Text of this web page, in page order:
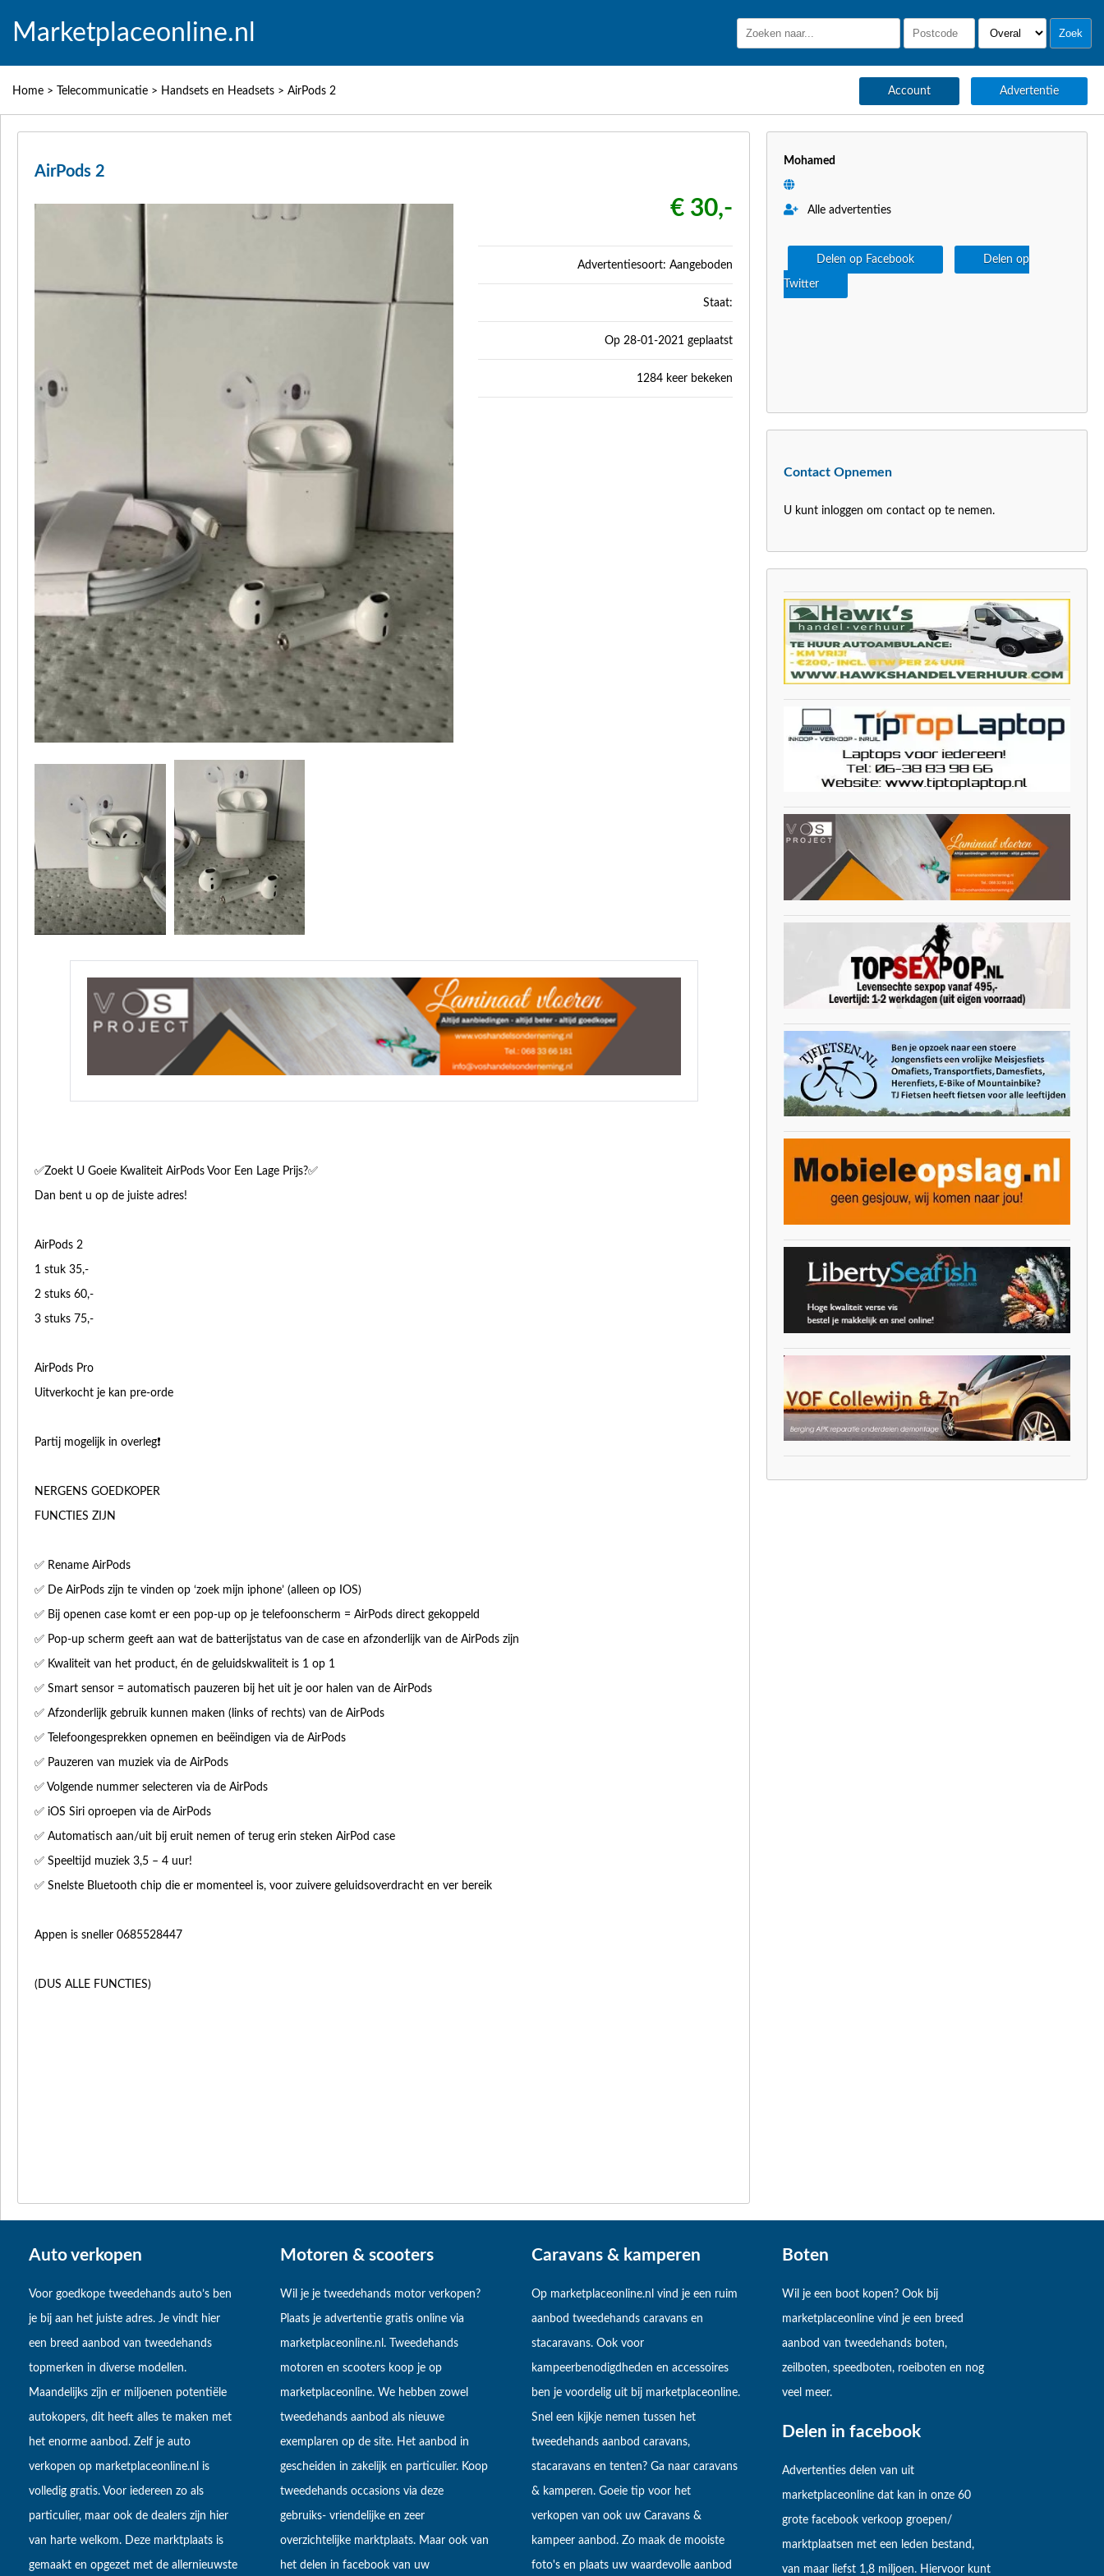
Marketplaceonline.nl
Home > Telecommunicatie > Handsets en Headsets > AirPods 2 Account Advertentie
AirPods 2
€ 30,-
Advertentiesoort: Aangeboden
Staat:
Op 28-01-2021 geplaatst
1284 keer bekeken
✅Zoekt U Goeie Kwaliteit AirPods Voor Een Lage Prijs?✅
Dan bent u op de juiste adres!
AirPods 2
1 stuk 35,-
2 stuks 60,-
3 stuks 75,-
AirPods Pro
Uitverkocht je kan pre-orde
Partij mogelijk in overleg❗️
NERGENS GOEDKOPER
FUNCTIES ZIJN
✅ Rename AirPods
✅ De AirPods zijn te vinden op ‘zoek mijn iphone’ (alleen op IOS)
✅ Bij openen case komt er een pop-up op je telefoonscherm = AirPods direct gekoppeld
✅ Pop-up scherm geeft aan wat de batterijstatus van de case en afzonderlijk van de AirPods zijn
✅ Kwaliteit van het product, én de geluidskwaliteit is 1 op 1
✅ Smart sensor = automatisch pauzeren bij het uit je oor halen van de AirPods
✅ Afzonderlijk gebruik kunnen maken (links of rechts) van de AirPods
✅ Telefoongesprekken opnemen en beëindigen via de AirPods
✅ Pauzeren van muziek via de AirPods
✅ Volgende nummer selecteren via de AirPods
✅ iOS Siri oproepen via de AirPods
✅ Automatisch aan/uit bij eruit nemen of terug erin steken AirPod case
✅ Speeltijd muziek 3,5 – 4 uur!
✅ Snelste Bluetooth chip die er momenteel is, voor zuivere geluidsoverdracht en ver bereik
Appen is sneller 0685528447
(DUS ALLE FUNCTIES)
Mohamed
Alle advertenties
Delen op Facebook Delen op
Twitter
Contact Opnemen
U kunt inloggen om contact op te nemen.
Auto verkopen
Voor goedkope tweedehands auto’s ben
je bij aan het juiste adres. Je vindt hier
een breed aanbod van tweedehands
topmerken in diverse modellen.
Maandelijks zijn er miljoenen potentiële
autokopers, dit heeft alles te maken met
het enorme aanbod. Zelf je auto
verkopen op marketplaceonline.nl is
volledig gratis. Voor iedereen zo als
particulier, maar ook de dealers zijn hier
van harte welkom. Deze marktplaats is
gemaakt en opgezet met de allernieuwste
Motoren & scooters
Wil je je tweedehands motor verkopen?
Plaats je advertentie gratis online via
marketplaceonline.nl. Tweedehands
motoren en scooters koop je op
marketplaceonline. We hebben zowel
tweedehands aanbod als nieuwe
exemplaren op de site. Het aanbod in
gescheiden in zakelijk en particulier. Koop
tweedehands occasions via deze
gebruiks- vriendelijke en zeer
overzichtelijke marktplaats. Maar ook van
het delen in facebook van uw
Caravans & kamperen
Op marketplaceonline.nl vind je een ruim
aanbod tweedehands caravans en
stacaravans. Ook voor
kampeerbenodigdheden en accessoires
ben je voordelig uit bij marketplaceonline.
Snel een kijkje nemen tussen het
tweedehands aanbod caravans,
stacaravans en tenten? Ga naar caravans
& kamperen. Goeie tip voor het
verkopen van ook uw Caravans &
kampeer aanbod. Zo maak de mooiste
foto's en plaats uw waardevolle aanbod
Boten
Wil je een boot kopen? Ook bij
marketplaceonline vind je een breed
aanbod van tweedehands boten,
zeilboten, speedboten, roeiboten en nog
veel meer.
Delen in facebook
Advertenties delen van uit
marketplaceonline dat kan in onze 60
grote facebook verkoop groepen/
marktplaatsen met een leden bestand,
van maar liefst 1,8 miljoen. Hiervoor kunt